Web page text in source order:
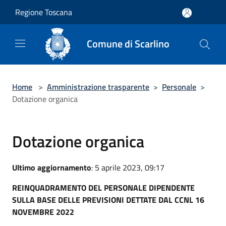
Regione Toscana
Comune di Scarlino
Home > Amministrazione trasparente > Personale >
Dotazione organica
Dotazione organica
Ultimo aggiornamento: 5 aprile 2023, 09:17
REINQUADRAMENTO DEL PERSONALE DIPENDENTE
SULLA BASE DELLE PREVISIONI DETTATE DAL CCNL 16
NOVEMBRE 2022